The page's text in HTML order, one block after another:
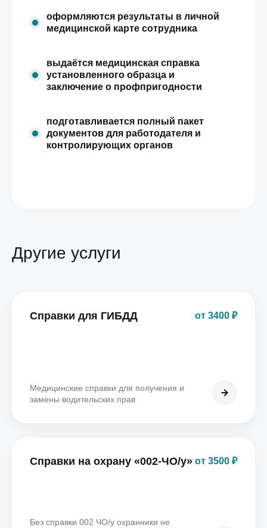
оформляются результаты в личной
медицинской карте сотрудника
выдаётся медицинская справка
установленного образца и
заключение о профпригодности
подготавливается полный пакет
документов для работодателя и
контролирующих органов
Другие услуги
Справки для ГИБДД от 3400 ₽
Медицинские справки для получения и
замены водительских прав
Справки на охрану «002-ЧО/у» от 3500 ₽
Без справки 002 ЧО/у охранники не